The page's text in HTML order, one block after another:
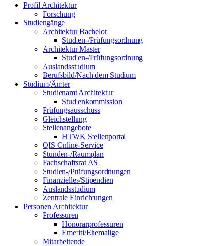
Profil Architektur
Forschung
Studiengänge
Architektur Bachelor
Studien-/Prüfungsordnung
Architektur Master
Studien-/Prüfungsordnung
Auslandsstudium
Berufsbild/Nach dem Studium
Studium/Ämter
Studienamt Architektur
Studienkommission
Prüfungsausschuss
Gleichstellung
Stellenangebote
HTWK Stellenportal
QIS Online-Service
Stunden-/Raumplan
Fachschaftsrat AS
Studien-/Prüfungsordnungen
Finanzielles/Stipendien
Auslandsstudium
Zentrale Einrichtungen
Personen Architektur
Professuren
Honorarprofessuren
Emeriti/Ehemalige
Mitarbeitende